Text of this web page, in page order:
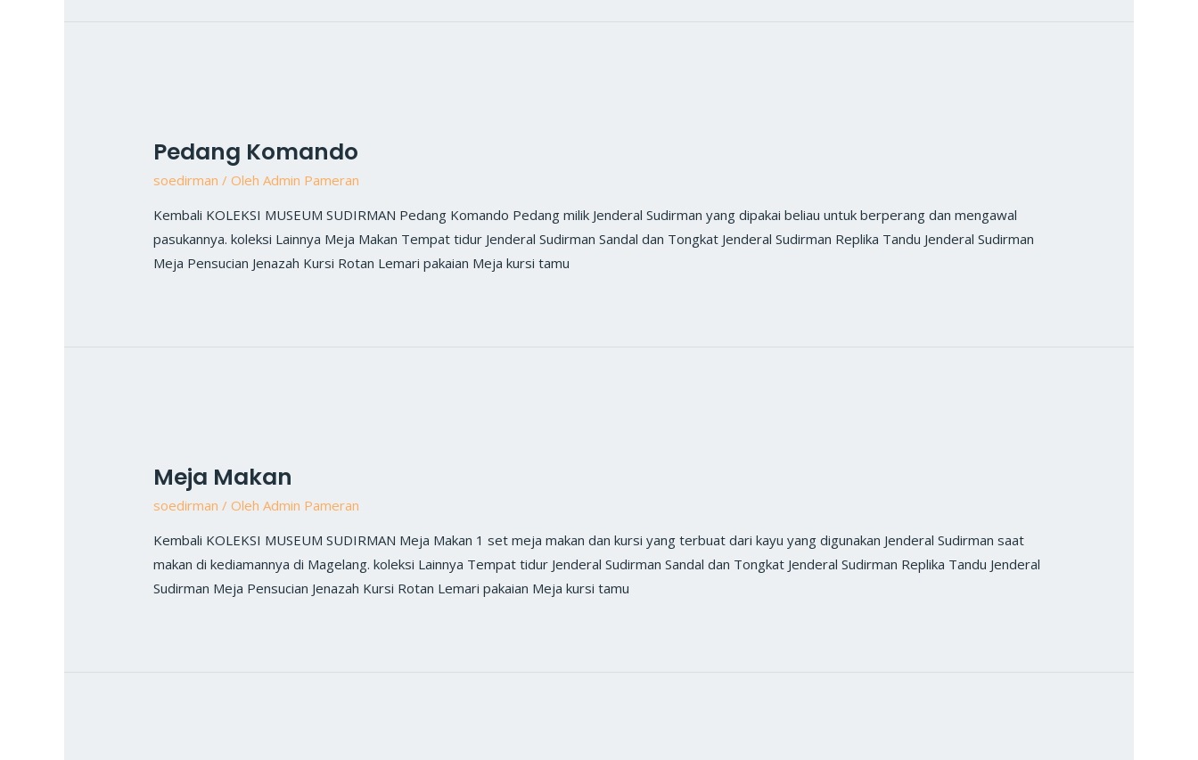
Pedang Komando
soedirman / OlehAdmin Pameran
Kembali KOLEKSI MUSEUM SUDIRMAN Pedang Komando Pedang milik Jenderal Sudirman yang dipakai beliau untuk berperang dan mengawal
pasukannya. koleksi Lainnya Meja Makan Tempat tidur Jenderal Sudirman Sandal dan Tongkat Jenderal Sudirman Replika Tandu Jenderal Sudirman
Meja Pensucian Jenazah Kursi Rotan Lemari pakaian Meja kursi tamu
Meja Makan
soedirman / OlehAdmin Pameran
Kembali KOLEKSI MUSEUM SUDIRMAN Meja Makan 1 set meja makan dan kursi yang terbuat dari kayu yang digunakan Jenderal Sudirman saat
makan di kediamannya di Magelang. koleksi Lainnya Tempat tidur Jenderal Sudirman Sandal dan Tongkat Jenderal Sudirman Replika Tandu Jenderal
Sudirman Meja Pensucian Jenazah Kursi Rotan Lemari pakaian Meja kursi tamu